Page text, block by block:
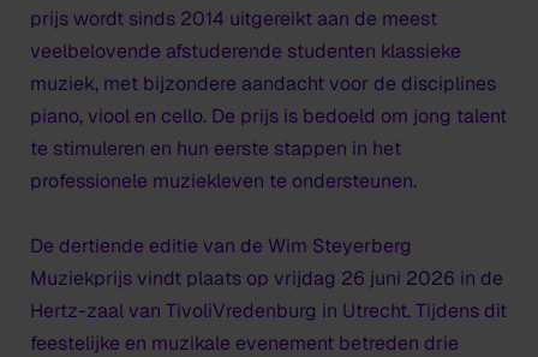
prijs wordt sinds 2014 uitgereikt aan de meest
veelbelovende afstuderende studenten klassieke
muziek, met bijzondere aandacht voor de disciplines
piano, viool en cello. De prijs is bedoeld om jong talent
te stimuleren en hun eerste stappen in het
professionele muziekleven te ondersteunen.
De dertiende editie van de Wim Steyerberg
Muziekprijs vindt plaats op vrijdag 26 juni 2026 in de
Hertz-zaal van TivoliVredenburg in Utrecht. Tijdens dit
feestelijke en muzikale evenement betreden drie